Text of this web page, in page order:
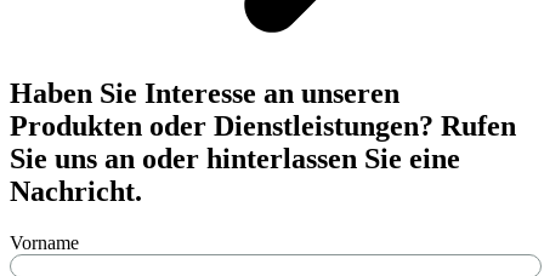
Haben Sie Interesse an unseren
Produkten oder Dienstleistungen? Rufen
Sie uns an oder hinterlassen Sie eine
Nachricht.
Vorname